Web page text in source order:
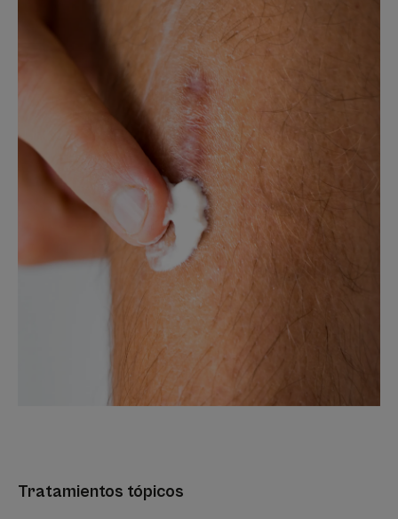
Tratamientos tópicos